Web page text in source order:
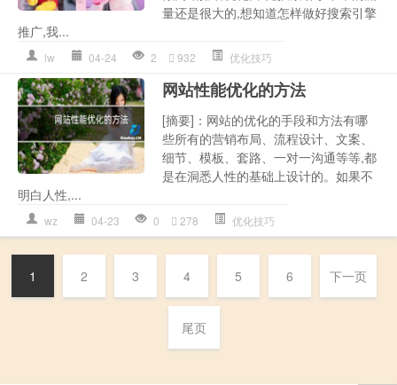
量还是很大的,想知道怎样做好搜索引擎
推广,我...
lw 04-24 2 932 优化技巧
网站性能优化的方法
[摘要]：网站的优化的手段和方法有哪
些所有的营销布局、流程设计、文案、
细节、模板、套路、一对一沟通等等,都
是在洞悉人性的基础上设计的。如果不
明白人性,...
wz 04-23 0 278 优化技巧
1 2 3 4 5 6 下一页
尾页